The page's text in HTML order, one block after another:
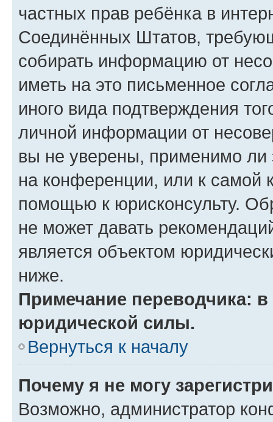
частных прав ребёнка в
Соединённых Штатов,
собирать информацию от
иметь на это письменное
иного вида подтверждения
личной информации от
вы не уверены, применимо ли
на конференции, или к самой
помощью к юрисконсульту.
не может давать
является объектом
ниже.
Примечание переводчика:
юридической силы.
Вернуться к началу
Почему я не могу
Возможно, администратор